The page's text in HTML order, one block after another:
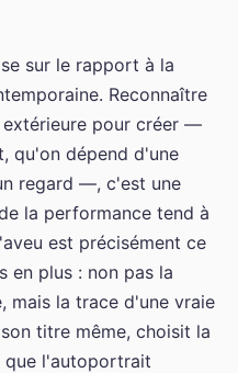
sur le rapport à la
Reconnaître
pour créer —
qu'on dépend d'une
regard —, c'est une
la performance tend à
est précisément ce
en plus : non pas la
mais la trace d'une vraie
titre même, choisit la
que l'autoportrait